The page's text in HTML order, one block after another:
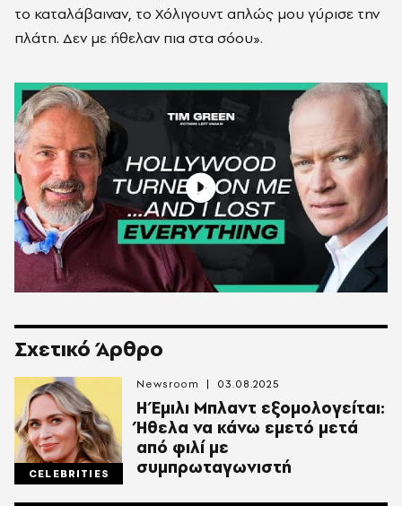
το καταλάβαιναν, το Χόλιγουντ απλώς μου γύρισε την
πλάτη. Δεν με ήθελαν πια στα σόου».
Σχετικό Άρθρο
CELEBRITIES
Η Έμιλι Μπλαντ εξομολογείται:
Ήθελα να κάνω εμετό μετά
από φιλί με
συμπρωταγωνιστή
Newsroom 03.08.2025